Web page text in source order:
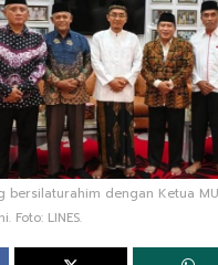
bersilaturahim dengan Ketua
Foto: LINES.